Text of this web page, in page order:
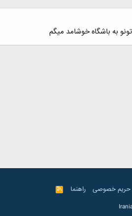
به باشگاه خوشامد ميگم
حریم خصوصی راهنما
R
S